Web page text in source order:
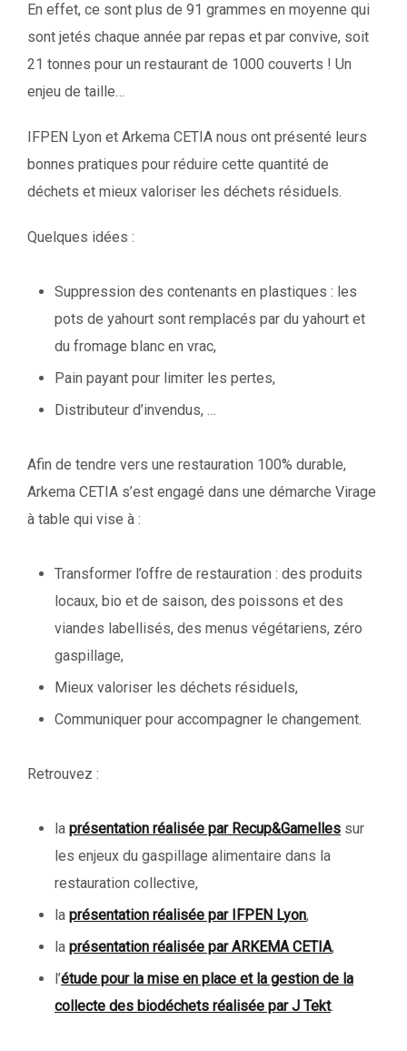
En effet, ce sont plus de 91 grammes en moyenne qui
sont jetés chaque année par repas et par convive, soit
21 tonnes pour un restaurant de 1000 couverts ! Un
enjeu de taille…
IFPEN Lyon et Arkema CETIA nous ont présenté leurs
bonnes pratiques pour réduire cette quantité de
déchets et mieux valoriser les déchets résiduels.
Quelques idées :
Suppression des contenants en plastiques : les
pots de yahourt sont remplacés par du yahourt et
du fromage blanc en vrac,
Pain payant pour limiter les pertes,
Distributeur d’invendus, …
Afin de tendre vers une restauration 100% durable,
Arkema CETIA s’est engagé dans une démarche Virage
à table qui vise à :
Transformer l’offre de restauration : des produits
locaux, bio et de saison, des poissons et des
viandes labellisés, des menus végétariens, zéro
gaspillage,
Mieux valoriser les déchets résiduels,
Communiquer pour accompagner le changement.
Retrouvez :
la présentation réalisée par Recup&Gamelles sur
les enjeux du gaspillage alimentaire dans la
restauration collective,
la présentation réalisée par IFPEN Lyon,
la présentation réalisée par ARKEMA CETIA,
l’étude pour la mise en place et la gestion de la
collecte des biodéchets réalisée par J Tekt.